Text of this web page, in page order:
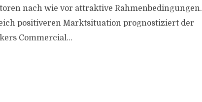
nach wie vor attraktive Rahmenbedingungen.
positiveren Marktsituation prognostiziert der
Commercial...